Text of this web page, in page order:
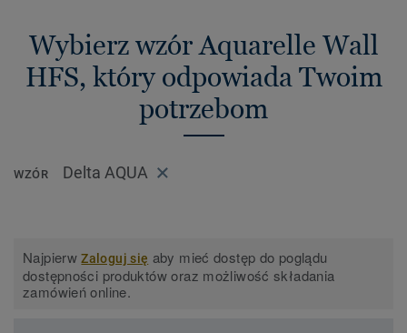
Wybierz wzór Aquarelle Wall
HFS, który odpowiada Twoim
potrzebom
WZÓR Delta AQUA
NajpierwZaloguj się aby mieć dostęp do poglądu
dostępności produktów oraz możliwość składania
zamówień online.